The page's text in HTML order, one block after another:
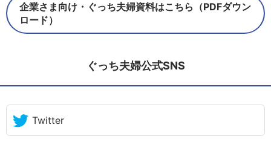
企業さま向け・ぐっち夫婦資料はこちら（PDFダウン
ロード）
ぐっち夫婦公式SNS
Twitter